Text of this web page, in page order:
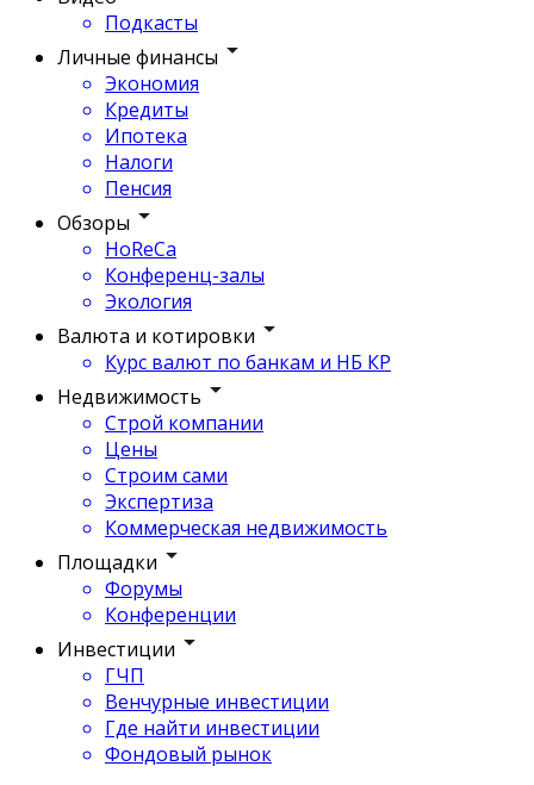
Подкасты
Личные финансы
Экономия
Кредиты
Ипотека
Налоги
Пенсия
Обзоры
HoReCa
Конференц-залы
Экология
Валюта и котировки
Курс валют по банкам и НБ КР
Недвижимость
Строй компании
Цены
Строим сами
Экспертиза
Коммерческая недвижимость
Площадки
Форумы
Конференции
Инвестиции
ГЧП
Венчурные инвестиции
Где найти инвестиции
Фондовый рынок